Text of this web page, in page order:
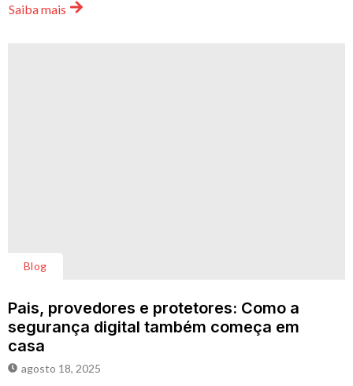
Saiba mais
Blog
Pais, provedores e protetores: Como a
segurança digital também começa em
casa
agosto 18, 2025